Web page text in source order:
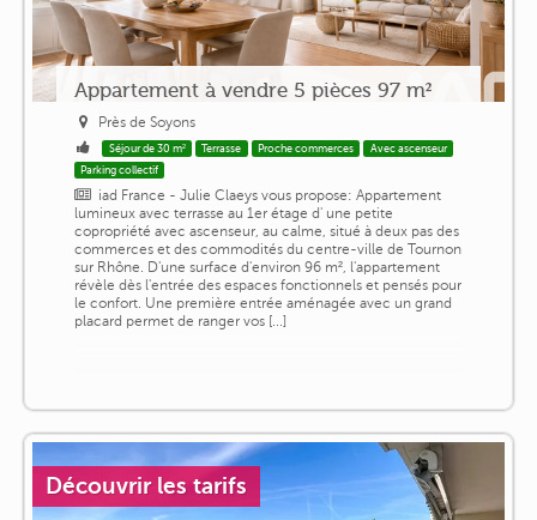
Appartement à vendre 5 pièces 97 m²
Près de Soyons
Séjour de 30 m² Terrasse Proche commerces
Avec ascenseur
Parking collectif
iad France - Julie Claeys vous propose: Appartement
lumineux avec terrasse au 1er étage d' une petite
copropriété avec ascenseur, au calme, situé à deux pas des
commerces et des commodités du centre-ville de Tournon
sur Rhône. D'une surface d'environ 96 m², l'appartement
révèle dès l'entrée des espaces fonctionnels et pensés pour
le confort. Une première entrée aménagée avec un grand
placard permet de ranger vos [...]
Découvrir les tarifs